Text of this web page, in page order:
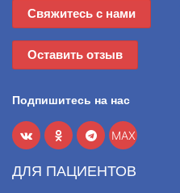
Свяжитесь с нами
Оставить отзыв
Подпишитесь на нас
MAX
ДЛЯ ПАЦИЕНТОВ